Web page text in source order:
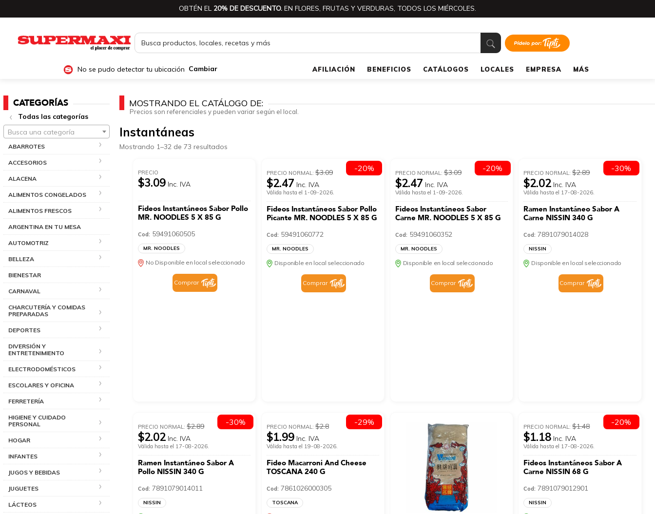
OBTÉN EL 20% DE DESCUENTO. EN FLORES, FRUTAS Y VERDURAS, TODOS LOS MIÉRCOLES.
No se pudo detectar tu ubicación Cambiar AFILIACIÓN BENEFICIOS CATÁLOGOS LOCALES EMPRESA MÁS
CATEGORÍAS
Todas las categorías
Busca una categoría
ABARROTES
ACCESORIOS
ALACENA
ALIMENTOS CONGELADOS
ALIMENTOS FRESCOS
ARGENTINA EN TU MESA
AUTOMOTRIZ
BELLEZA
BIENESTAR
CARNAVAL
CHARCUTERÍA Y COMIDAS
PREPARADAS
DEPORTES
DIVERSIÓN Y
ENTRETENIMIENTO
ELECTRODOMÉSTICOS
ESCOLARES Y OFICINA
FERRETERÍA
HIGIENE Y CUIDADO
PERSONAL
HOGAR
INFANTES
JUGOS Y BEBIDAS
JUGUETES
LÁCTEOS
MOSTRANDO EL CATÁLOGO DE:
Precios son referenciales y pueden variar según el local.
Instantáneas
Mostrando 1–32 de 73 resultados
PRECIO
$3.09 Inc. IVA
Fideos Instantáneos Sabor Pollo
MR. NOODLES 5 X 85 G
Cod: 59491060505
MR. NOODLES
No Disponible en local seleccionado
Comprar
PRECIO NORMAL: $3.09
$2.47 Inc. IVA
Válida hasta el 1-09-2026.
Fideos Instantáneos Sabor Pollo
Picante MR. NOODLES 5 X 85 G
Cod: 59491060772
MR. NOODLES
Disponible en local seleccionado
Comprar
-20% PRECIO NORMAL:$3.09
$2.47 Inc. IVA
Válida hasta el 1-09-2026.
Fideos Instantáneos Sabor
Carne MR. NOODLES 5 X 85 G
Cod: 59491060352
MR. NOODLES
Disponible en local seleccionado
Comprar
-20% PRECIO NORMAL:$2.89
$2.02 Inc. IVA
Válida hasta el 17-08-2026.
Ramen Instantáneo Sabor A
Carne NISSIN 340 G
Cod: 7891079014028
NISSIN
Disponible en local seleccionado
Comprar
-30%
PRECIO NORMAL:$2.89
$2.02 Inc. IVA
Válida hasta el 17-08-2026.
Ramen Instantáneo Sabor A
Pollo NISSIN 340 G
Cod: 7891079014011
NISSIN
-30% PRECIO NORMAL: $2.8
$1.99 Inc. IVA
Válida hasta el 19-08-2026.
Fideo Macarroni And Cheese
TOSCANA 240 G
Cod: 7861026000305
TOSCANA
-29% PRECIO NORMAL:$1.48
$1.18 Inc. IVA
Válida hasta el 17-08-2026.
Fideos Instantáneos Sabor A
Carne NISSIN 68 G
Cod: 7891079012901
NISSIN
-20%